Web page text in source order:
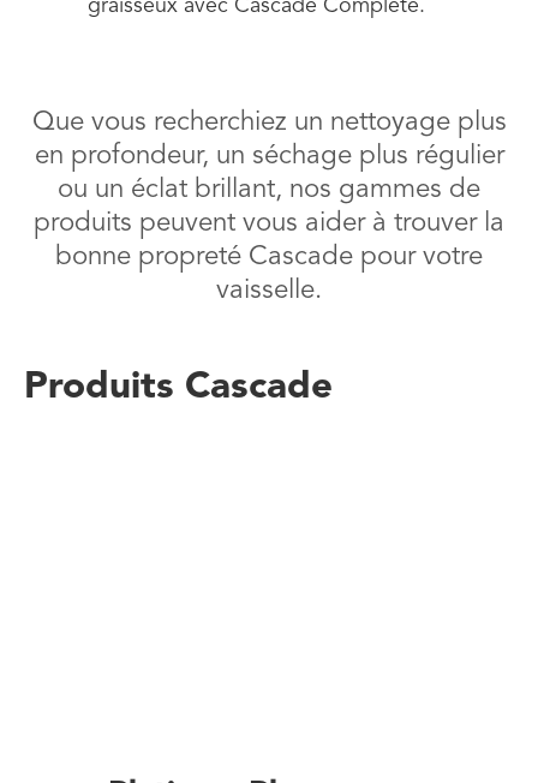
graisseux avec Cascade Complete.
Que vous recherchiez un nettoyage plus
en profondeur, un séchage plus régulier
ou un éclat brillant, nos gammes de
produits peuvent vous aider à trouver la
bonne propreté Cascade pour votre
vaisselle.
Produits Cascade